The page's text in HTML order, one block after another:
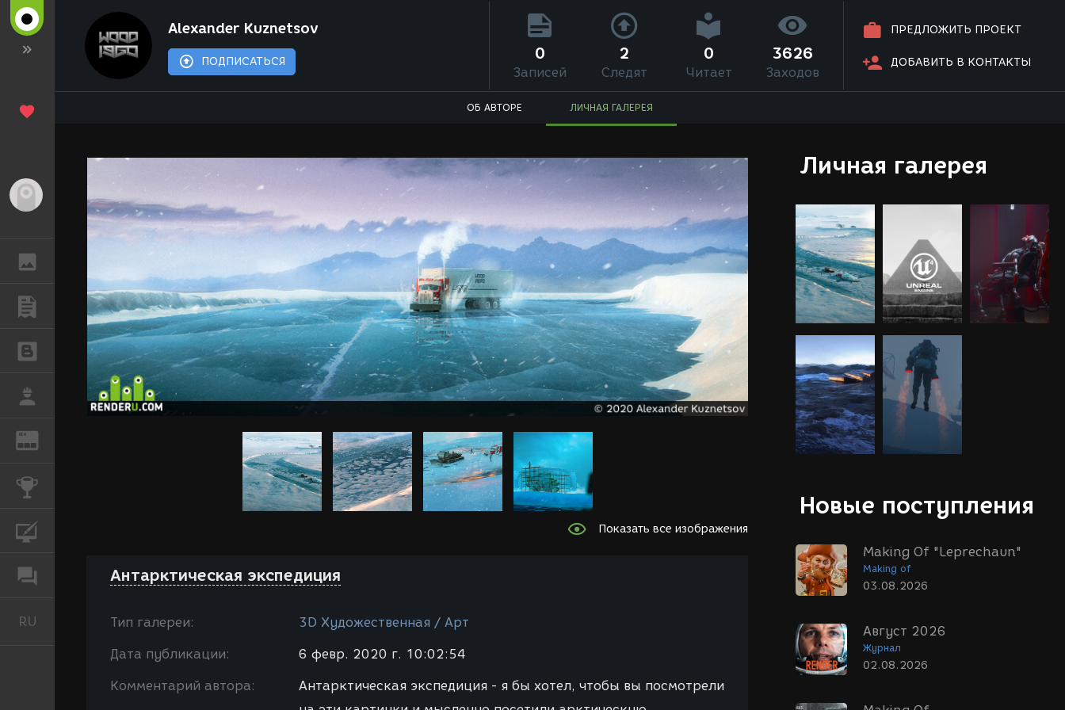
ПУБЛИКАЦИИ
БЛОГИ
РАБОТА
REN
RU
Alexander Kuznetsov
ПОДПИСАТЬСЯ
ПРЕДЛОЖИТЬ ПРОЕКТ
ДОБАВИТЬ В КОНТАКТЫ
0
Записей
2
Следят
0
Читает
3626
Заходов
ОБ АВТОРЕ ЛИЧНАЯ ГАЛЕРЕЯ
Личная галерея
Новые поступления
Making Of "Leprechaun"
Making of
03.08.2026
Август 2026
Журнал
02.08.2026
Показать все изображения
Антарктическая экспедиция
Тип галереи: 3D Художественная / Арт
Дата публикации: 6 февр. 2020 г. 10:02:54
Комментарий автора:
Антарктическая экспедиция - я бы хотел, чтобы вы посмотрели